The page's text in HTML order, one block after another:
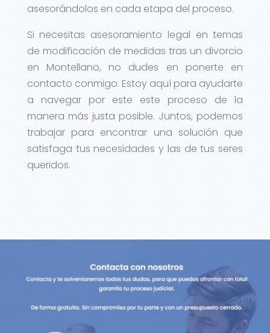
asesorándolos en cada etapa del proceso.
Si necesitas asesoramiento legal en temas
de modificación de medidas tras un divorcio
en Montellano, no dudes en ponerte en
contacto conmigo. Estoy aquí para ayudarte
a navegar por este este proceso de la
manera más justa posible. Juntos, podemos
trabajar para encontrar una solución que
satisfaga tus necesidades y las de tus seres
queridos.